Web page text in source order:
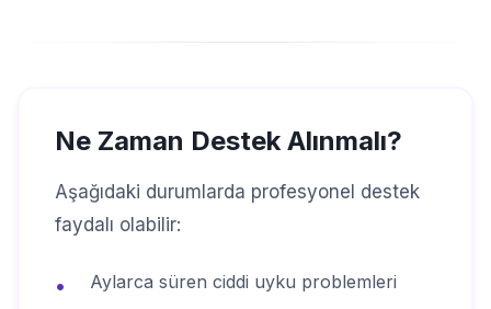
Ne Zaman Destek Alınmalı?
Aşağıdaki durumlarda profesyonel destek
faydalı olabilir:
• Aylarca süren ciddi uyku problemleri